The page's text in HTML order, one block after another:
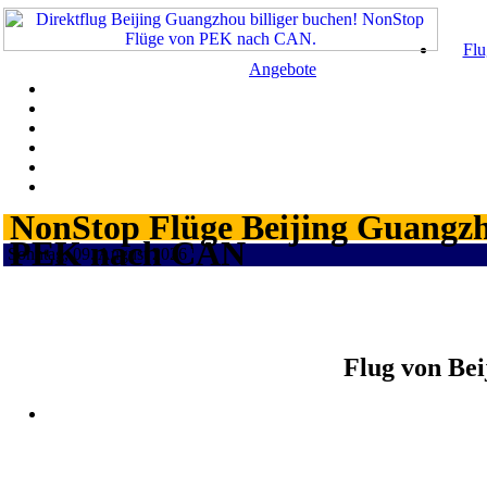
Angebote
NonStop Flüge Beijing
PEK nach CAN
Sonntag, 09. August 2026 ¦
Flug von